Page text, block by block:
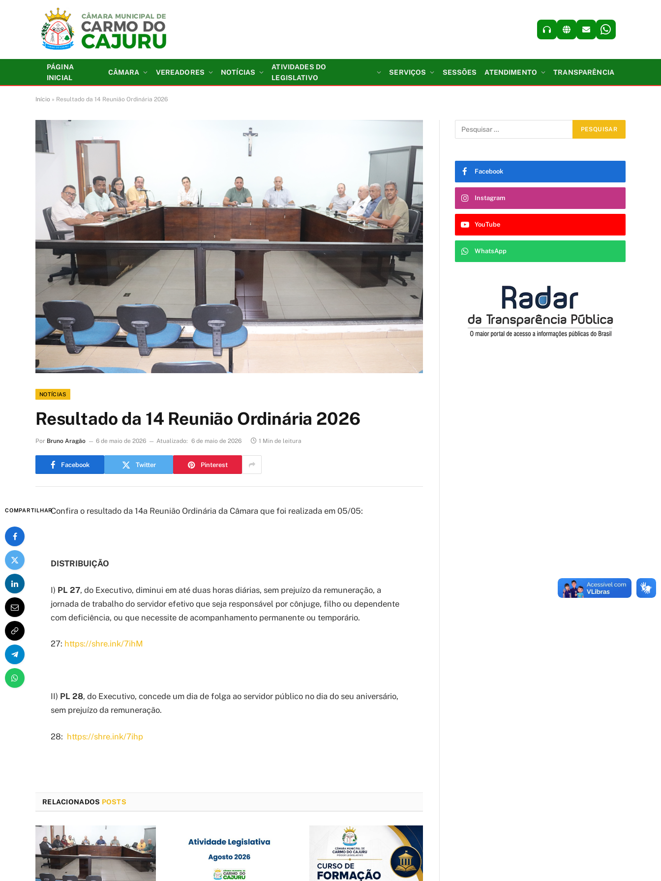
PÁGINA
INICIAL
CÂMARA VEREADORES NOTÍCIAS
ATIVIDADES DO
LEGISLATIVO
SERVIÇOS SESSÕES ATENDIMENTO TRANSPARÊNCIA
Início » Resultado da 14 Reunião Ordinária 2026
NOTÍCIAS
Resultado da 14 Reunião Ordinária 2026
Por Bruno Aragão 6 de maio de 2026 Atualizado: 6 de maio de 2026 1 Min de leitura
Facebook Twitter Pinterest
COMPARTILHARConfira o resultado da 14a Reunião Ordinária da Câmara que foi realizada em 05/05:
DISTRIBUIÇÃO
I) PL 27, do Executivo, diminui em até duas horas diárias, sem prejuízo da remuneração, a
jornada de trabalho do servidor efetivo que seja responsável por cônjuge, filho ou dependente
com deficiência, ou que necessite de acompanhamento permanente ou temporário.
27: https://shre.ink/7ihM
II) PL 28, do Executivo, concede um dia de folga ao servidor público no dia do seu aniversário,
sem prejuízo da remuneração.
28: https://shre.ink/7ihp
RELACIONADOS POSTS
Facebook
Instagram
YouTube
WhatsApp